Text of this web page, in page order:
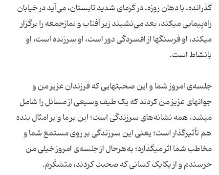
گذرانده، با دهان روزه، در گرمای شدید تابستان، می‌آید در خیابان
راه‌پیمایی میکند، بعد می‌نشیند زیر آفتاب و نمازجمعه را برگزار
میکند، او فرسنگها از افسردگی دور است، او سرزنده است، او
بانشاط است.
جلسه‌ی امروز شما و این صحبتهایی که فرزندان عزیز من و
جوانهای عزیز من کردند که یک طیف وسیعی از مسائل را شامل
میشد، همه نشانه‌های سرزندگی است؛ این بر ما و بر امثال بنده
هم تأثیرگذار است؛ یعنی این سرزندگی بر روی مستمع شما و
مخاطب شما اثر میگذارد؛ به‌هرحال از جلسه‌ی امروز خیلی من
خرسندم و از یکایک کسانی که صحبت کردند، متشکّرم.